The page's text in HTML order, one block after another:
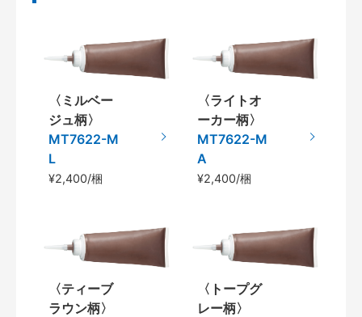
〈ミルベー
ジュ柄〉
MT7622-M
L
¥2,400/梱
〈ライトオ
ーカー柄〉
MT7622-M
A
¥2,400/梱
〈ティーブ
ラウン柄〉
〈トープグ
レー柄〉